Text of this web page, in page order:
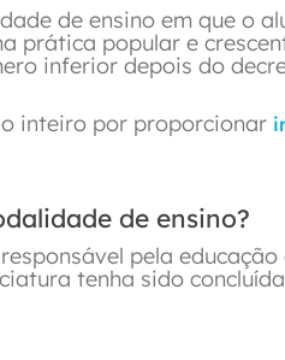
de ensino em que o
prática popular e
inferior depois do
inteiro por proporcionar
de ensino?
pela
tenha sido